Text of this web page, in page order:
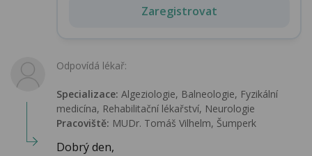
Zaregistrovat
Odpovídá lékař:
Specializace: Algeziologie, Balneologie, Fyzikální
medicína, Rehabilitační lékařství‎, Neurologie
Pracoviště: MUDr. Tomáš Vilhelm, Šumperk
Dobrý den,